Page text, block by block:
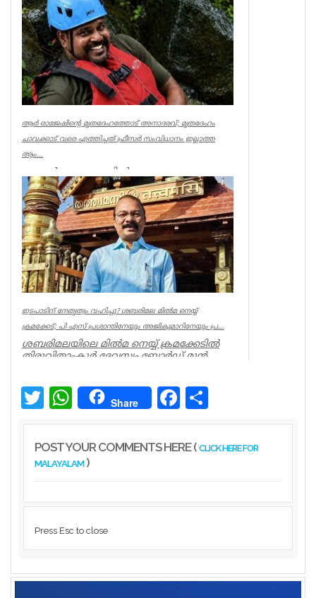
Kerala
ആര്‍ രാജേഷിന്റെ മൃതദേഹത്തോട് അനാദരവ്; മൃതദേഹം
ചാവക്കാട് വരെ എത്തിച്ചത് ഫ്രീസര്‍ സംവിധാനം ഇല്ലാത്ത
ആം...
കണ്ണൂര്‍ ചെറുപുഴയില്‍
രക്ഷാപ്രവര്‍ത്തനത്തിനിടെ ജീവന്‍ നഷ്ടമായ
നീന്തല്‍ പരിശീലകന്‍ ആര്‍ രാജേഷിന്റെ മ...
Latest News
ഇടപാടിന് നേതൃത്വം വഹിച്ചു? ശബരിമല മില്‍മ നെയ്യ്
ക്രമക്കേട്; പി എസ് പ്രശാന്തിനേയും അജികുമാറിനേയും പ്ര...
ശബരിമലയിലെ മില്‍മ നെയ്യ് ക്രമക്കേടില്‍
തിരുവിതാംകൂര്‍ ദേവസ്വം ബോര്‍ഡ് മുന്‍
Kerala
Twitter WhatsAppShare Facebook
POST YOUR COMMENTS HERE ( CLICK HERE FOR
MALAYALAM)
Press Esc to close